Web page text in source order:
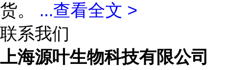
货。 ...查看全文 >
联系我们
上海源叶生物科技有限公司